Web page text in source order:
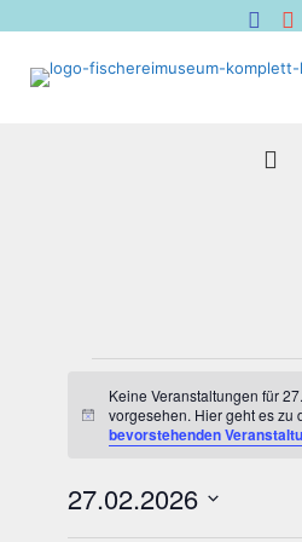
für
27.
2026
Hinweis
Keine Veranstaltungen für
vorgesehen. Hier geht es zu
bevorstehenden
27.02.2026